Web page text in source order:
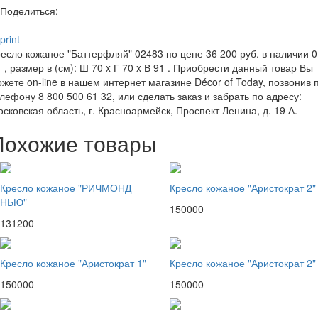
Поделиться:
print
кожаное "Баттерфляй" 02483 по цене 36 200 руб. в наличии 0
, размер в (см): Ш 70 x Г 70 x В 91 . Приобрести данный товар Вы
on-line в нашем интернет магазине Décor of Today, позвонив
8 800 500 61 32, или сделать заказ и забрать по адресу:
область, г. Красноармейск, Проспект Ленина, д. 19 А.
товары
Кресло кожаное "РИЧМОНД
НЬЮ"
131200
Кресло кожаное "Аристократ 2"
150000
Кресло кожаное "Аристократ 1"
150000
Кресло кожаное "Аристократ 2"
150000